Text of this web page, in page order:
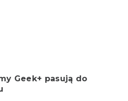
Geek+ pasują do